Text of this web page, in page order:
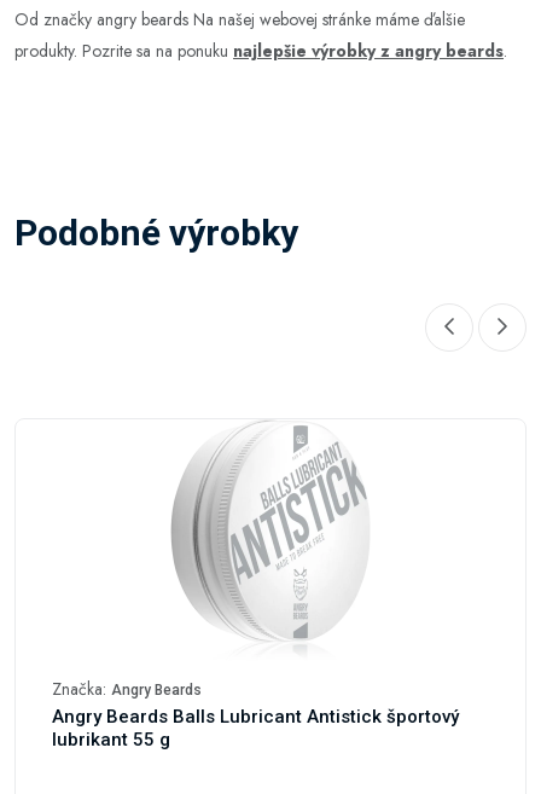
Od značky angry beards Na našej webovej stránke máme ďalšie
produkty. Pozrite sa na ponuku najlepšie výrobky z angry beards.
Podobné výrobky
Značka: Angry Beards
Angry Beards Balls Lubricant Antistick športový
lubrikant 55 g